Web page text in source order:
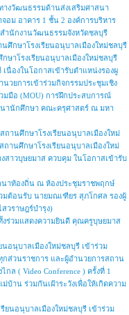
างวัฒนธรรมด้านส่งเสริมศาสนา
อม อาคาร 1 ชั้น 2 องค์การบริหาร
ำนักงานวัฒนธรรมจังหวัดชลบุรี
ศึกษาโรงเรียนอนุบาลเมืองใหม่ชลบุรี
ษาโรงเรียนอนุบาลเมืองใหม่ชลบุรี
นื่องในโอกาสเข้ารับตำแหน่งรองผู
วยการเข้าร่วมกิจกรรมประชุมเชิง
มมือ (MOU) การฝึกประสบการณ์
านักศึกษา คณะครุศาสตร์ ณ มหา
านศึกษาโรงเรียนอนุบาลเมืองใหม่
านศึกษาโรงเรียนอนุบาลเมืองใหม่
สาวบุษยมาส ควบคุม ในโอกาสเข้ารับ
าท้องถิ่น ณ ห้องประชุมราชพฤกษ์
มต้อนรับ นายมณเฑียร สุภโกศล รองผู้
วราษฎร์บำรุง)
งร่วมแสดงความยินดี คุณครูบุษยมาส
นอนุบาลเมืองใหม่ชลบุรี เข้าร่วม
ส่วนราชการ และผู้อำนวยการสถาน
ล ( Video Conference ) ครั้งที่ 1
าน ร่วมกันเฝ้าระวังเพื่อให้เกิดความ
ยนอนุบาลเมืองใหม่ชลบุรี เข้าร่วม